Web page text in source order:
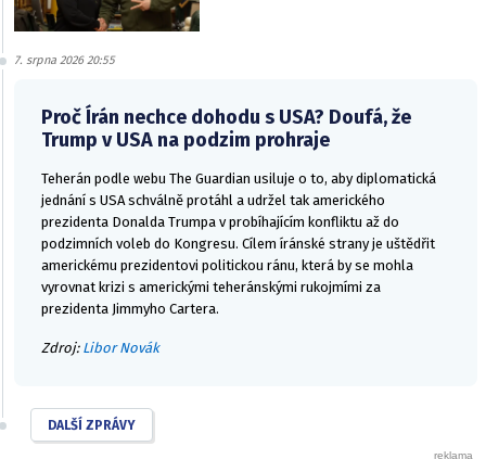
7. srpna 2026 20:55
Proč Írán nechce dohodu s USA? Doufá, že
Trump v USA na podzim prohraje
Teherán podle webu The Guardian usiluje o to, aby diplomatická
jednání s USA schválně protáhl a udržel tak amerického
prezidenta Donalda Trumpa v probíhajícím konfliktu až do
podzimních voleb do Kongresu. Cílem íránské strany je uštědřit
americkému prezidentovi politickou ránu, která by se mohla
vyrovnat krizi s americkými teheránskými rukojmími za
prezidenta Jimmyho Cartera.
Zdroj: Libor Novák
DALŠÍ ZPRÁVY